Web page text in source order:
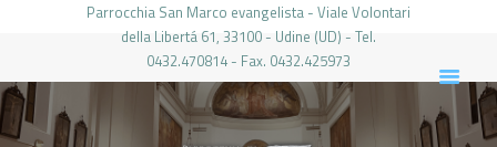
Parrocchia San Marco evangelista - Viale Volontari
della Libertá 61, 33100 - Udine (UD) - Tel.
0432.470814 - Fax. 0432.425973
PARROCCHIA DI SAN MARCO UDINE
HOME